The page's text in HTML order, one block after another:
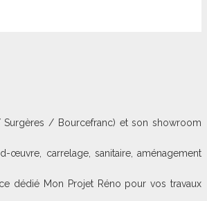
/ Bourcefranc) et son showroom
carrelage, sanitaire, aménagement
dédié Mon Projet Réno pour vos travaux